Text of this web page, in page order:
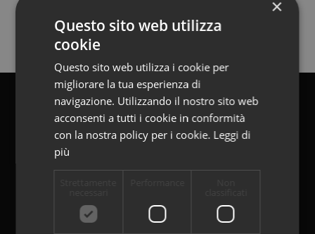
Sede Centrale
Via Molinello, 52
21048 Solbiate Arno VA Italy
info@inoxlaghi.com
×
Questo sito web utilizza
cookie
Questo sito web utilizza i cookie per
migliorare la tua esperienza di
navigazione. Utilizzando il nostro sito web
acconsenti a tutti i cookie in conformità
con la nostra policy per i cookie. Leggi di
più